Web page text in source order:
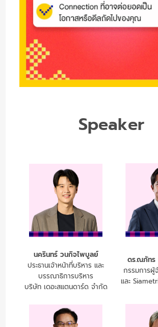
Speaker
นครินทร์ วนกิจไพบูลย์
ประธานเจ้าหน้าที่บริหาร และ
บรรณาธิการบริหาร
บริษัท เดอะสแตนดาร์ด จำกัด
ดร.ณภัทร
กรรมการผู้
และ